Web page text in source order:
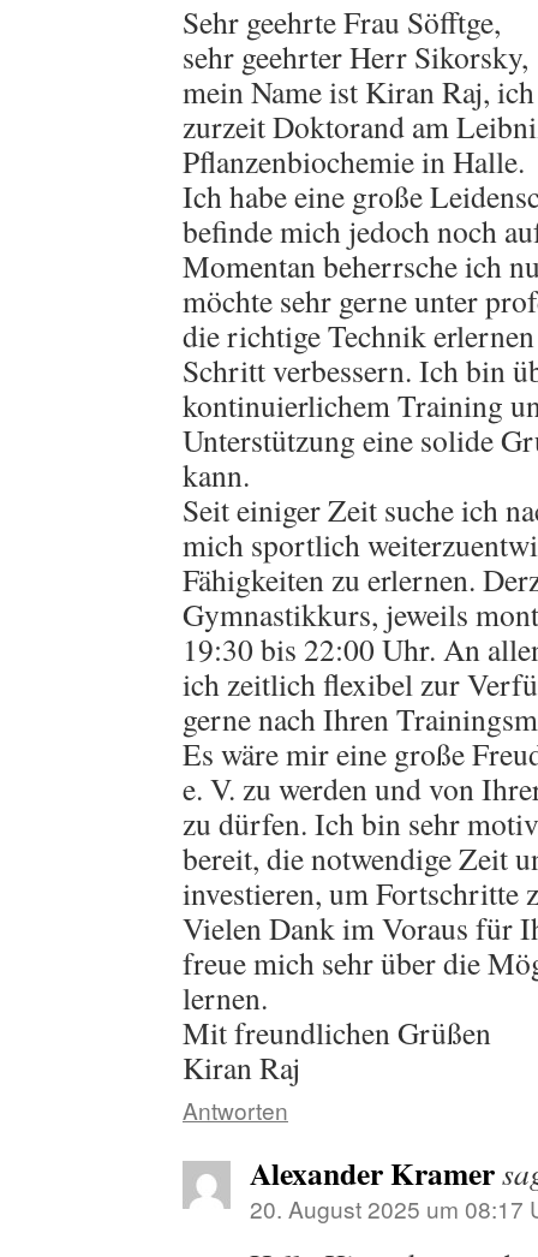
Sehr geehrte Frau Söfftge,
sehr geehrter Herr Sikorsky,
mein Name ist Kiran Raj,
zurzeit Doktorand am
Pflanzenbiochemie in Halle.
Ich habe eine große
befinde mich jedoch noch
Momentan beherrsche ich
möchte sehr gerne unter
die richtige Technik
Schritt verbessern. Ich bin
kontinuierlichem Training
Unterstützung eine solide
kann.
Seit einiger Zeit suche ich
mich sportlich
Fähigkeiten zu erlernen.
Gymnastikkurs, jeweils
19:30 bis 22:00 Uhr. An
ich zeitlich flexibel zur
gerne nach Ihren
Es wäre mir eine große
e. V. zu werden und von
zu dürfen. Ich bin sehr
bereit, die notwendige Zeit
investieren, um Fortschritte
Vielen Dank im Voraus für
freue mich sehr über die
lernen.
Mit freundlichen Grüßen
Kiran Raj
Antworten
Alexander Kramer
20. August 2025 um 08:17